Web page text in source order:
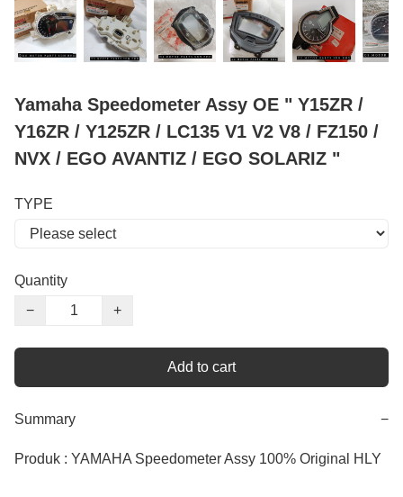
Yamaha Speedometer Assy OE " Y15ZR /
Y16ZR / Y125ZR / LC135 V1 V2 V8 / FZ150 /
NVX / EGO AVANTIZ / EGO SOLARIZ "
TYPE
Quantity
−
+
Add to cart
Summary −
Produk : YAMAHA Speedometer Assy 100% Original HLY